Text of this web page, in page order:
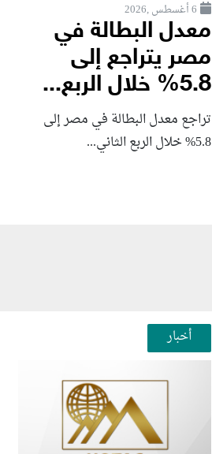
6 أغسطس ,2026
معدل البطالة في
مصر يتراجع إلى
5.8% خلال الربع...
تراجع معدل البطالة في مصر إلى
5.8% خلال الربع الثاني...
أخبار